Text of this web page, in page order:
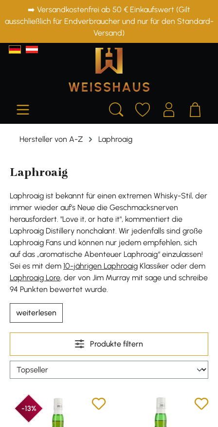
springen
➡️ Versandkostenfrei ab 50 € Einkaufswert (Gilt
ausschließlich für Endverbraucher und nur für den Standard-
Versand)
Hersteller von A-Z Laphroaig
Laphroaig
Laphroaig ist bekannt für einen extremen Whisky-Stil, der
immer wieder auf’s Neue die Geschmacksnerven
herausfordert. "Love it, or hate it", kommentiert die
Laphroaig Distillery nonchalant. Wir jedenfalls sind große
Laphroaig Fans und können nur jedem empfehlen, sich
auf das „aromatische Abenteuer Laphroaig“ einzulassen!
Sei es mit dem 10-jährigen Laphroaig Klassiker oder dem
Laphroaig Lore, der von Jim Murray mit sage und schreibe
94 Punkten bewertet wurde.
weiterlesen
Produkte filtern
-13%